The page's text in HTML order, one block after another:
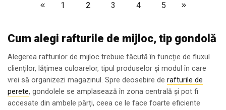
1 2 3 4 5
Cum alegi rafturile de mijloc, tip gondolă
Alegerea rafturilor de mijloc trebuie făcută în funcție de fluxul
clienților, lățimea culoarelor, tipul produselor și modul în care
vrei să organizezi magazinul. Spre deosebire de rafturile de
perete, gondolele se amplasează în zona centrală și pot fi
accesate din ambele părți, ceea ce le face foarte eficiente